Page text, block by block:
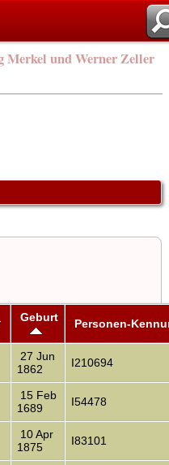
Merkel und Werner Zeller
Geburt Personen-
27 Jun
1862
I210694
15 Feb
1689
I54478
10 Apr
1875
I83101